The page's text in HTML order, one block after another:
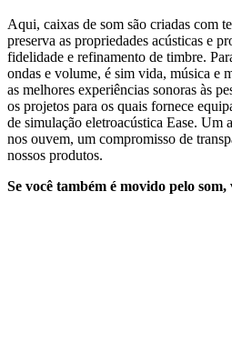
Aqui, caixas de som são criadas com
preserva as propriedades acústicas e
fidelidade e refinamento de timbre.
ondas e volume, é sim vida, música e
as melhores experiências sonoras às
os projetos para os quais fornece
de simulação eletroacústica Ease. Um
nos ouvem, um compromisso de
nossos produtos.
Se você também é movido pelo som,